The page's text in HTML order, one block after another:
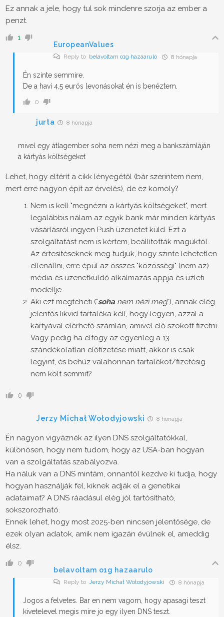
Ez annak a jele, hogy tul sok mindenre szorja az ember a
penzt.
1
EuropeanValues
Reply to belavoltam o1g hazaarulo 8 hónapja
Én szinte semmire.
De a havi 4,5 eurós levonásokat én is benéztem.
0
jurta 8 hónapja
mivel egy átlagember soha nem nézi meg a bankszámláján
a kártyás költségeket
Lehet, hogy eltérít a cikk lényegétől (bár szerintem nem,
mert erre nagyon épít az érvelés), de ez komoly?
Nem is kell "megnézni a kártyás költségeket", mert
legalábbis nálam az egyik bank már minden kártyás
vásárlásról ingyen Push üzenetet küld. Ezt a
szolgáltatást nem is kértem, beállították maguktól.
Az értesítéseknek meg tudjuk, hogy szinte lehetetlen
ellenállni, erre épül az összes "közösségi" (nem az)
média és üzenetküldő alkalmazás appja és üzleti
modellje.
Aki ezt megteheti ("soha nem nézi meg"), annak elég
jelentős likvid tartaléka kell, hogy legyen, azzal a
kártyával elérhető számlán, amivel elő szokott fizetni.
Vagy pedig ha elfogy az egyenleg a 13
szándékolatlan előfizetése miatt, akkor is csak
legyint, és behúz valahonnan tartalékot/fizetésig
nem költ semmit?
0
Jerzy Michał Wołodyjowski 8 hónapja
Én nagyon vigyáznék az ilyen DNS szolgáltatókkal,
különösen, hogy nem tudom, hogy az USA-ban hogyan
van a szolgáltatás szabályozva.
Ha náluk van a DNS mintám, onnantól kezdve ki tudja, hogy
hogyan használják fel, kiknek adják el a genetikai
adataimat? A DNS ráadásul elég jól tartósítható,
sokszorozható.
Ennek lehet, hogy most 2025-ben nincsen jelentősége, de
ezek olyan adatok, amik nem igazán évülnek el, ameddig
élsz.
0
belavoltam o1g hazaarulo
Reply to Jerzy Michał Wołodyjowski 8 hónapja
Jogos a felvetes. Bar en nem vagom, hogy apasagi teszt
kivetelevel megis mire jo egy ilyen DNS teszt.